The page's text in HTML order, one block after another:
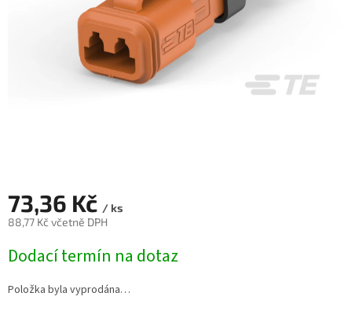
73,36 Kč / ks
88,77 Kč včetně DPH
cena:
Dodací termín na dotaz
Položka byla vyprodána…